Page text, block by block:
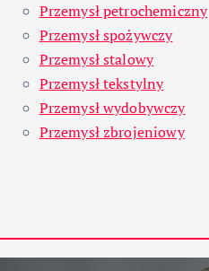
Przemysł petrochemiczny
Przemysł spożywczy
Przemysł stalowy
Przemysł tekstylny
Przemysł wydobywczy
Przemysł zbrojeniowy